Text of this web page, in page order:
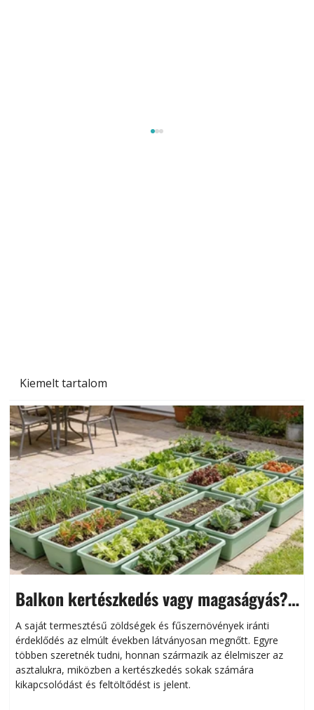
Kiemelt tartalom
Balkon kertészkedés vagy magaságyás?
Helytakarékos kertészkedés
A saját termesztésű zöldségek és fűszernövények iránti
érdeklődés az elmúlt években látványosan megnőtt. Egyre
többen szeretnék tudni, honnan származik az élelmiszer az
asztalukra, miközben a kertészkedés sokak számára
kikapcsolódást és feltöltődést is jelent.